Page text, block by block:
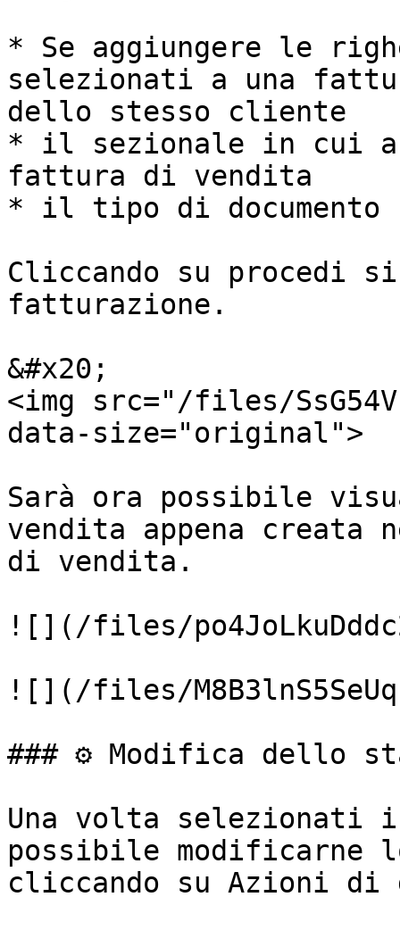
* Se aggiungere le
selezionati a una
dello stesso cliente
* il sezionale in cui
fattura di vendita
* il tipo di documento
Cliccando su procedi
fatturazione.
&#x20;
<img src="/files/
data-size="original">
Sarà ora possibile
vendita appena creata
di vendita.
![](/files/
![](/files/
### ⚙️ Modifica dello
Una volta selezionati
possibile modificarne
cliccando su Azioni di